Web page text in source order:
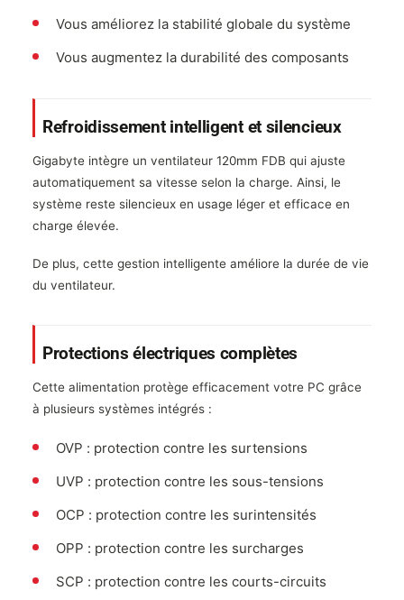
Vous améliorez la stabilité globale du système
Vous augmentez la durabilité des composants
Refroidissement intelligent et silencieux
Gigabyte intègre un ventilateur 120mm FDB qui ajuste
automatiquement sa vitesse selon la charge. Ainsi, le
système reste silencieux en usage léger et efficace en
charge élevée.
De plus, cette gestion intelligente améliore la durée de vie
du ventilateur.
Protections électriques complètes
Cette alimentation protège efficacement votre PC grâce
à plusieurs systèmes intégrés :
OVP : protection contre les surtensions
UVP : protection contre les sous-tensions
OCP : protection contre les surintensités
OPP : protection contre les surcharges
SCP : protection contre les courts-circuits